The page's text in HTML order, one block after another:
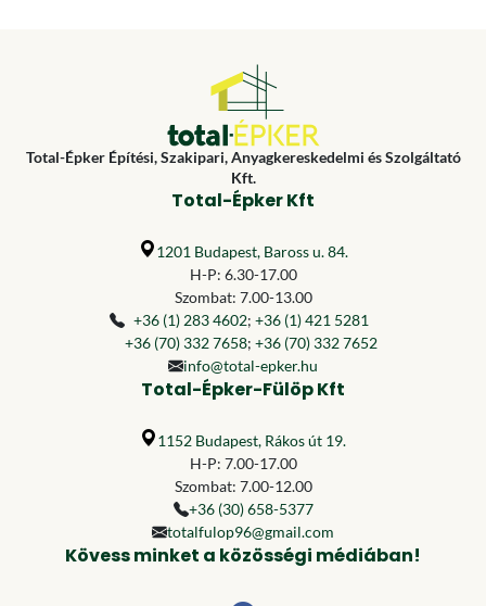
Total-Épker Építési, Szakipari, Anyagkereskedelmi és Szolgáltató
Kft.
Total-Épker Kft
1201 Budapest, Baross u. 84.
H-P: 6.30-17.00
Szombat: 7.00-13.00
+36 (1) 283 4602; +36 (1) 421 5281
+36 (70) 332 7658; +36 (70) 332 7652
info@total-epker.hu
Total-Épker-Fülöp Kft
1152 Budapest, Rákos út 19.
H-P: 7.00-17.00
Szombat: 7.00-12.00
+36 (30) 658-5377
totalfulop96@gmail.com
Kövess minket a közösségi médiában!